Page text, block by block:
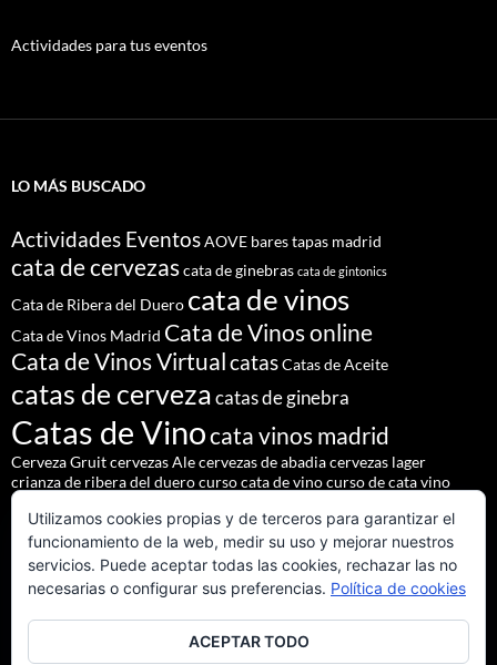
Actividades para tus eventos
LO MÁS BUSCADO
Actividades EventosAOVE bares tapas madrid
cata de cervezascata de ginebras cata de gintonics
Cata de Ribera del Duero cata de vinos
Cata de Vinos Madrid Cata de Vinos online
Cata de Vinos VirtualcatasCatas de Aceite
catas de cervezacatas de ginebra
Catas de Vinocata vinos madrid
Cerveza Gruitcervezas Alecervezas de abadiacervezas lager
crianza de ribera del duerocurso cata de vinocurso de cata vino
Denominación de Origen Ribera del Duero
eventos de autoreventos madrid Godello lúpulo
martueMESÓN DEL CID Nacho Terolpilsner urquell
restaurante madridrestaurantes alrededores madrid
restaurantes madrid saaz salir madrid staropramen
tapear en Madridteam building
Utilizamos cookies propias y de terceros para garantizar el
funcionamiento de la web, medir su uso y mejorar nuestros
servicios. Puede aceptar todas las cookies, rechazar las no
necesarias o configurar sus preferencias. Política de cookies
ACEPTAR TODO